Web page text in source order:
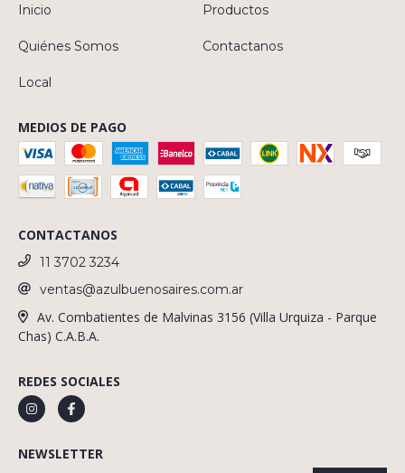
Inicio Productos
Quiénes Somos Contactanos
Local
MEDIOS DE PAGO
CONTACTANOS
11 3702 3234
ventas@azulbuenosaires.com.ar
Av. Combatientes de Malvinas 3156 (Villa Urquiza - Parque
Chas) C.A.B.A.
REDES SOCIALES
NEWSLETTER